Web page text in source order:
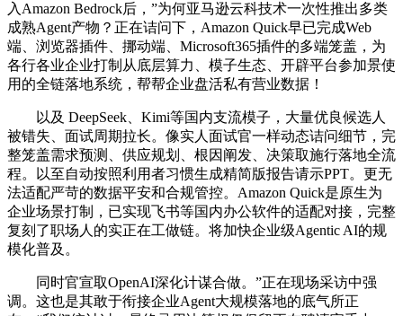
入Amazon Bedrock后，”为何亚马逊云科技术一次性推出多类
成熟Agent产物？正在诘问下，Amazon Quick早已完成Web
端、浏览器插件、挪动端、Microsoft365插件的多端笼盖，为
各行各业企业打制从底层算力、模子生态、开辟平台参加景使
用的全链落地系统，帮帮企业盘活私有营业数据！
以及 DeepSeek、Kimi等国内支流模子，大量优良候选人
被错失、面试周期拉长。像实人面试官一样动态诘问细节，完
整笼盖需求预测、供应规划、根因阐发、决策取施行落地全流
程。以至自动按照利用者习惯生成精简版报告请示PPT。更无
法适配严苛的数据平安和合规管控。Amazon Quick是原生为
企业场景打制，已实现飞书等国内办公软件的适配对接，完整
复刻了职场人的实正在工做链。将加快企业级Agentic AI的规
模化普及。
同时官宣取OpenAI深化计谋合做。”正在现场采访中强
调。这也是其敢于衔接企业Agent大规模落地的底气所正